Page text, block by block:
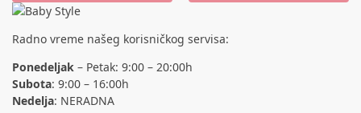
Radno vreme našeg korisničkog servisa:
Ponedeljak – Petak: 9:00 – 20:00h
Subota: 9:00 – 16:00h
Nedelja: NERADNA